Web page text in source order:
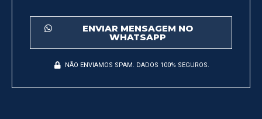
ENVIAR MENSAGEM NO
WHATSAPP
NÃO ENVIAMOS SPAM. DADOS 100% SEGUROS.